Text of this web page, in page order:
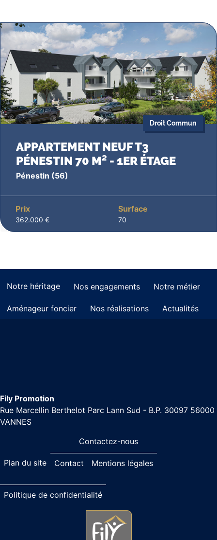
Droit Commun
APPARTEMENT NEUF T3
PÉNESTIN 70 M² - 1ER ÉTAGE
Pénestin (56)
Prix
362.000 €
Surface
70
Notre héritage Nos engagements Notre métier
Aménageur foncier Nos réalisations Actualités
Fily Promotion
Rue Marcellin Berthelot Parc Lann Sud - B.P. 30097 56000
VANNES
Contactez-nous
Plan du site Contact Mentions légales
Politique de confidentialité